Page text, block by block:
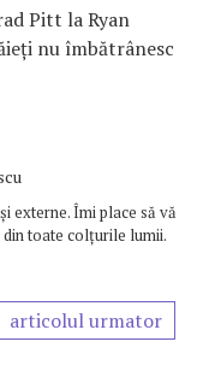
Pitt la Ryan
nu îmbătrânesc
externe. Îmi place să vă
toate colțurile lumii.
articolul urmator